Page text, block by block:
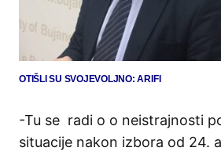
OTIŠLI SU SVOJEVOLJNO: ARIFI
-Tu se radi o o neistrajnosti
situacije nakon izbora od 24.